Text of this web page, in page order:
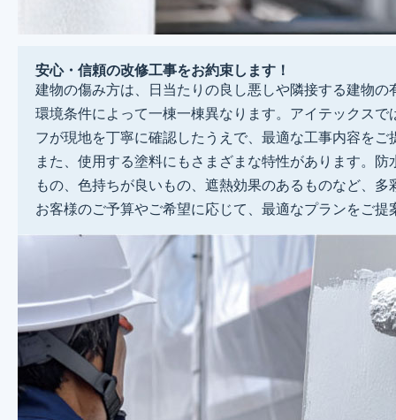
安心・信頼の改修工事をお約束します！
建物の傷み方は、日当たりの良し悪しや隣接する建物の
環境条件によって一棟一棟異なります。アイテックスで
フが現地を丁寧に確認したうえで、最適な工事内容をご
また、使用する塗料にもさまざまな特性があります。防
もの、色持ちが良いもの、遮熱効果のあるものなど、多
お客様のご予算やご希望に応じて、最適なプランをご提